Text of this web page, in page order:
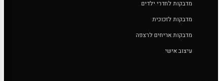
מדבקות לחדרי ילדים
מדבקות לזכוכית
מדבקות אריחים לרצפה
עיצוב אישי